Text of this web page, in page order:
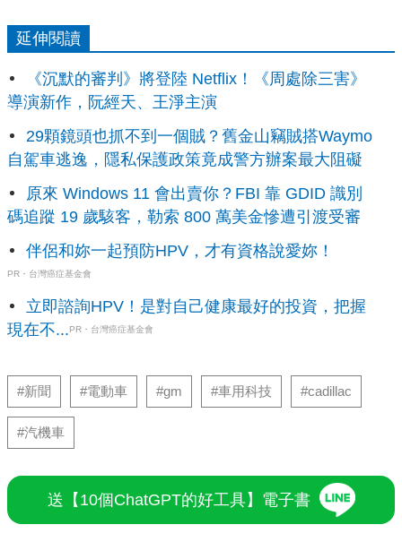
延伸閱讀
《沉默的審判》將登陸 Netflix！《周處除三害》
導演新作，阮經天、王淨主演
29顆鏡頭也抓不到一個賊？舊金山竊賊搭Waymo
自駕車逃逸，隱私保護政策竟成警方辦案最大阻礙
原來 Windows 11 會出賣你？FBI 靠 GDID 識別
碼追蹤 19 歲駭客，勒索 800 萬美金慘遭引渡受審
伴侶和妳一起預防HPV，才有資格說愛妳！
PR・台灣癌症基金會
立即諮詢HPV！是對自己健康最好的投資，把握
現在不...PR・台灣癌症基金會
#新聞 #電動車 #gm #車用科技 #cadillac
#汽機車
送【10個ChatGPT的好工具】電子書